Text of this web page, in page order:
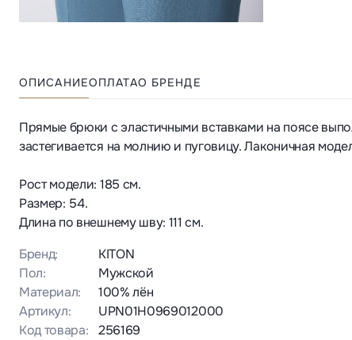
ОПИСАНИЕОПЛАТАО БРЕНДЕ
Прямые брюки с эластичными вставками на поясе
застегивается на молнию и пуговицу. Лаконичная
Рост модели: 185 см.
Размер: 54.
Длина по внешнему шву: 111 см.
Бренд:
KITON
Пол:
Мужской
Материал:
100% лён
Артикул:
UPN01H0969012000
Код товара:
256169